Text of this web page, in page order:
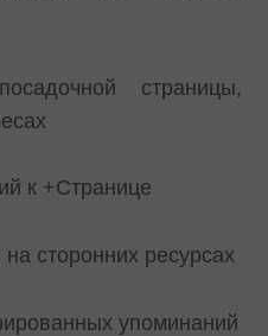
страницы,
к +Странице
сторонних ресурсах
упоминаний